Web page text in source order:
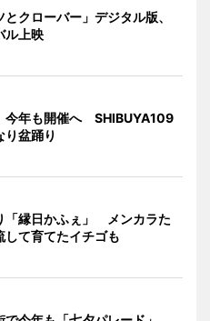
クローバー」デジタル版、
ル上映
今年も開催へ SHIBUYA109
り盆踊り
「縁日かふぇ」 メンカラた
して育てたイチゴも